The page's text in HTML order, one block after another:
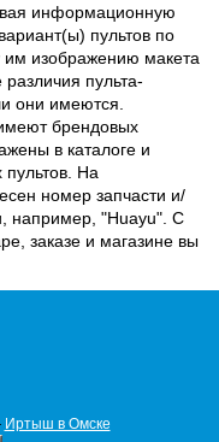
информационную
пультов по
изображению макета
различия пульта-
они имеются.
брендовых
в каталоге и
пультов. На
номер запчасти и/
например, "Huayu". С
заказе и магазине вы
Иртыш в Омске